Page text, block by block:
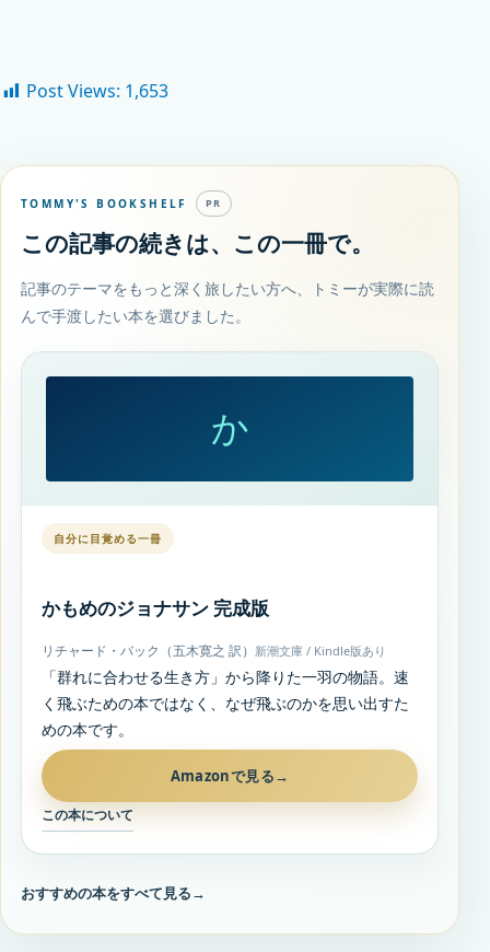
Post Views: 1,653
TOMMY'S BOOKSHELF PR
この記事の続きは、この一冊で。
記事のテーマをもっと深く旅したい方へ、トミーが実際に読
んで手渡したい本を選びました。
か
自分に目覚める一冊
かもめのジョナサン 完成版
リチャード・バック（五木寛之 訳） 新潮文庫 / Kindle版あり
「群れに合わせる生き方」から降りた一羽の物語。速
く飛ぶための本ではなく、なぜ飛ぶのかを思い出すた
めの本です。
Amazonで見る→
この本について
おすすめの本をすべて見る→